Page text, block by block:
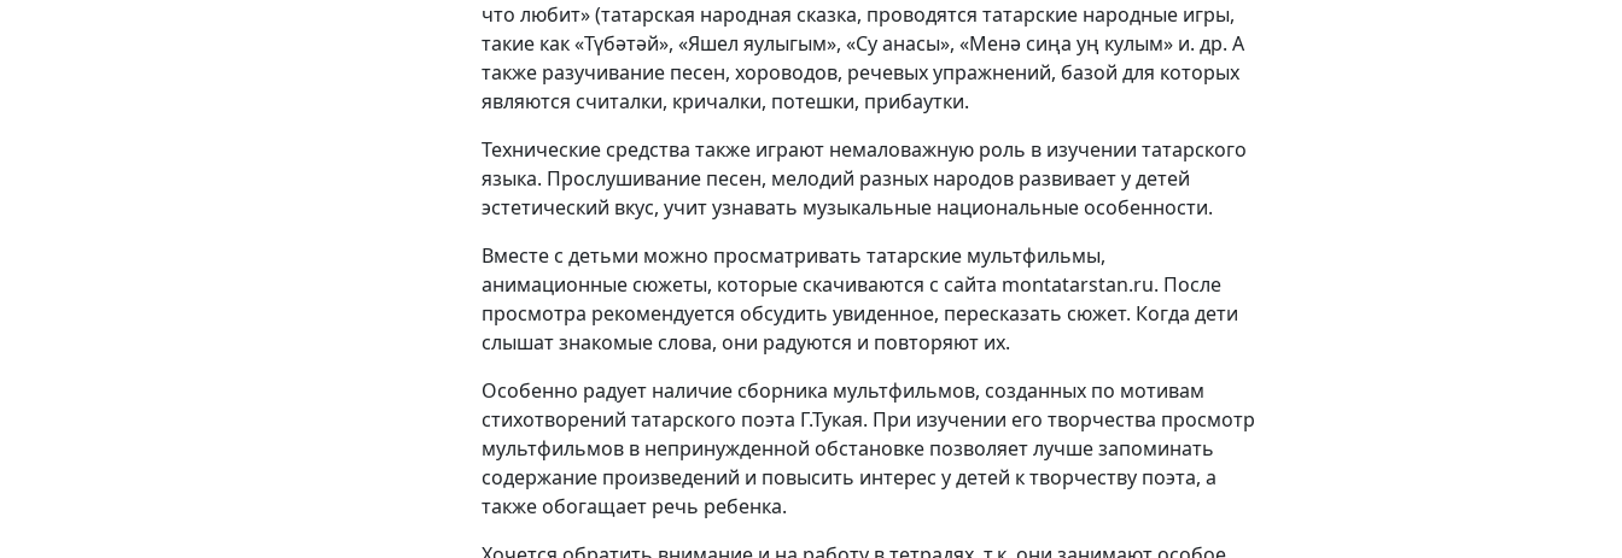
что любит» (татарская народная сказка, проводятся татарские народные игры,
такие как «Түбәтәй», «Яшел яулыгым», «Су анасы», «Менә сиңа уң кулым» и. др. А
также разучивание песен, хороводов, речевых упражнений, базой для которых
являются считалки, кричалки, потешки, прибаутки.
Технические средства также играют немаловажную роль в изучении татарского
языка. Прослушивание песен, мелодий разных народов развивает у детей
эстетический вкус, учит узнавать музыкальные национальные особенности.
Вместе с детьми можно просматривать татарские мультфильмы,
анимационные сюжеты, которые скачиваются с сайта montatarstan.ru. После
просмотра рекомендуется обсудить увиденное, пересказать сюжет. Когда дети
слышат знакомые слова, они радуются и повторяют их.
Особенно радует наличие сборника мультфильмов, созданных по мотивам
стихотворений татарского поэта Г.Тукая. При изучении его творчества просмотр
мультфильмов в непринужденной обстановке позволяет лучше запоминать
содержание произведений и повысить интерес у детей к творчеству поэта, а
также обогащает речь ребенка.